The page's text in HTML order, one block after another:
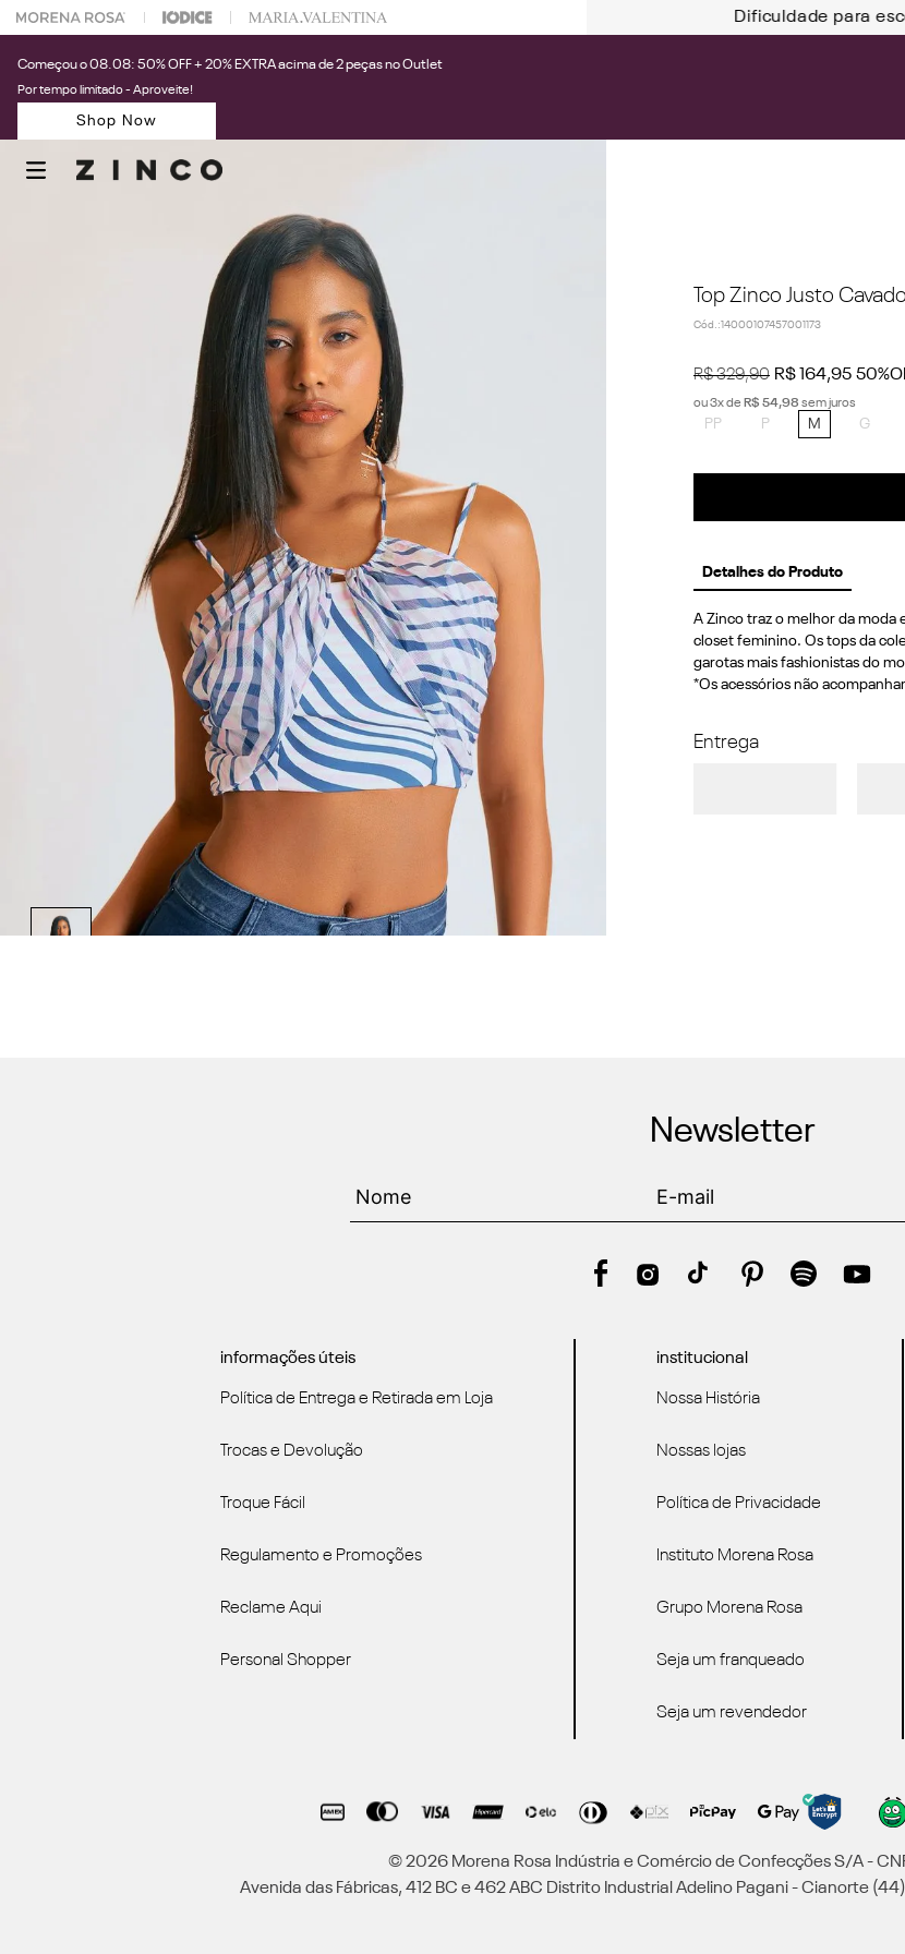
na sua 1° compra usando o cupom: PRIMEIRAZIN Dificuldade para
Começou o 08.08: 50% OFF + 20% EXTRA acima de 2 peças no Outlet
Por tempo limitado - Aproveite!
Shop Now
Top Zinco Justo
Cód. :14000107457001173
R$ 329,90 R$ 164,95 50%
ou3x de R$ 54,98 sem juros
PP P M G
Detalhes do Produto
A Zinco traz o melhor da moda
closet feminino. Os tops da
garotas mais fashionistas do
*Os acessórios não
Entrega
Newsletter
informações úteis
Política de Entrega e Retirada em Loja
Trocas e Devolução
Troque Fácil
Regulamento e Promoções
Reclame Aqui
Personal Shopper
institucional
Nossa História
Nossas lojas
Política de Privacidade
Instituto Morena Rosa
Grupo Morena Rosa
Seja um franqueado
Seja um revendedor
© 2026 Morena Rosa Indústria e Comércio de Confecções S/A -
Avenida das Fábricas, 412 BC e 462 ABC Distrito Industrial Adelino Pagani - Cianorte